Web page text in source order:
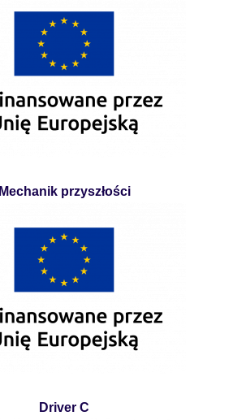
Mechanik przyszłości
Driver C